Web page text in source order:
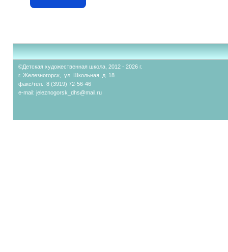
©Детская художественная школа, 2012 - 2026 г.
г. Железногорск, ул. Школьная, д. 18
факс/тел.: 8 (3919) 72-56-46
e-mail: jeleznogorsk_dhs@mail.ru